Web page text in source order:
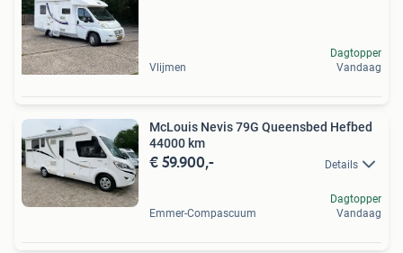
Vlijmen
Dagtopper
Vandaag
McLouis Nevis 79G Queensbed Hefbed
44000 km
€ 59.900,- Details
Emmer-Compascuum
Dagtopper
Vandaag